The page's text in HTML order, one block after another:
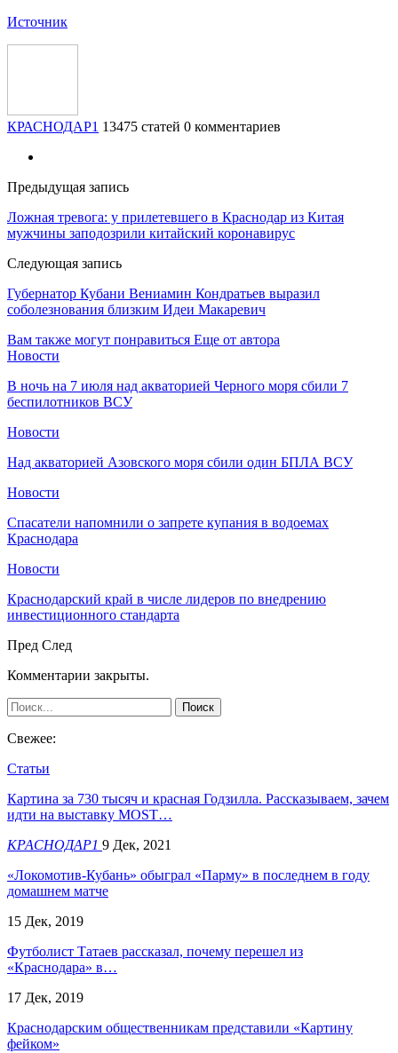
Источник
КРАСНОДАР1 13475 статей 0 комментариев
Предыдущая запись
Ложная тревога: у прилетевшего в Краснодар из Китая
мужчины заподозрили китайский коронавирус
Следующая запись
Губернатор Кубани Вениамин Кондратьев выразил
соболезнования близким Идеи Макаревич
Вам также могут понравиться Еще от автора
Новости
В ночь на 7 июля над акваторией Черного моря сбили 7
беспилотников ВСУ
Новости
Над акваторией Азовского моря сбили один БПЛА ВСУ
Новости
Спасатели напомнили о запрете купания в водоемах
Краснодара
Новости
Краснодарский край в числе лидеров по внедрению
инвестиционного стандарта
Пред След
Комментарии закрыты.
Свежее:
Статьи
Картина за 730 тысяч и красная Годзилла. Рассказываем, зачем
идти на выставку MOST…
КРАСНОДАР1 9 Дек, 2021
«Локомотив-Кубань» обыграл «Парму» в последнем в году
домашнем матче
15 Дек, 2019
Футболист Татаев рассказал, почему перешел из
«Краснодара» в…
17 Дек, 2019
Краснодарским общественникам представили «Картину
фейком»